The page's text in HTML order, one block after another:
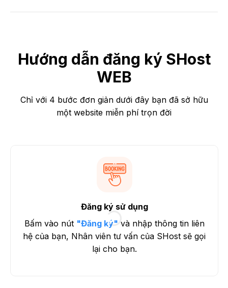
Hướng dẫn đăng ký SHost
WEB
Chỉ với 4 bước đơn giản dưới đây bạn đã sở hữu
một website miễn phí trọn đời
Đăng ký sử dụng
Bấm vào nút "Đăng ký" và nhập thông tin liên
hệ của bạn, Nhân viên tư vấn của SHost sẽ gọi
lại cho bạn.